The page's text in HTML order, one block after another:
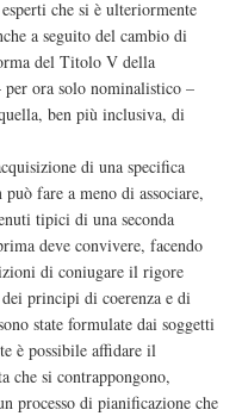
che si è ulteriormente
a seguito del cambio di
del Titolo V della
per ora solo nominalistico –
ben più inclusiva, di
di una specifica
fare a meno di associare,
tipici di una seconda
deve convivere, facendo
di coniugare il rigore
principi di coerenza e di
state formulate dai soggetti
è possibile affidare il
che si contrappongono,
processo di pianificazione che